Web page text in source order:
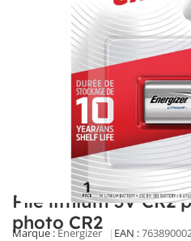
Pile lithium 3V CR2
photo CR2
Marque :Energizer EAN :